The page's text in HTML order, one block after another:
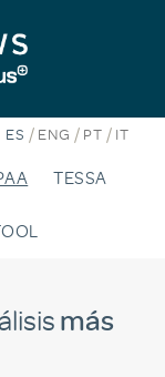
ES / ENG / PT / IT
TESSA
más